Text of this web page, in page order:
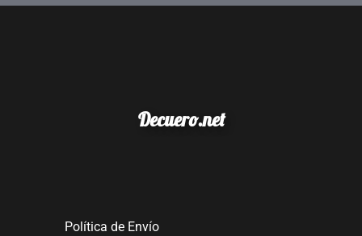
Decuero.net
Política de Envío